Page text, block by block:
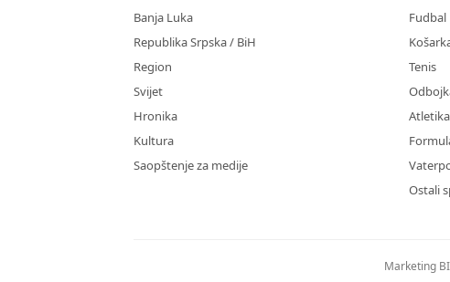
Banja Luka
Republika Srpska / BiH
Region
Svijet
Hronika
Kultura
Saopštenje za medije
Fudbal
Tenis
Atletika
Ostali
Marketing